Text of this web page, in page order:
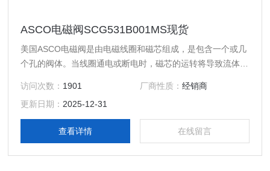
ASCO电磁阀SCG531B001MS现货
美国ASCO电磁阀是由电磁线圈和磁芯组成，是包含一个或几
个孔的阀体。当线圈通电或断电时，磁芯的运转将导致流体通
部件由固定铁芯、动铁芯、线圈等部件组成；阀体部分由滑阀
芯、滑阀套、弹簧底座等组成。电磁线圈被直接安装在阀体
上，阀体被封闭在密封管中，构成一个简洁、紧凑的组合。
访问次数： 1901 厂商性质： 经销商
更新日期： 2025-12-31
查看详情 在线留言